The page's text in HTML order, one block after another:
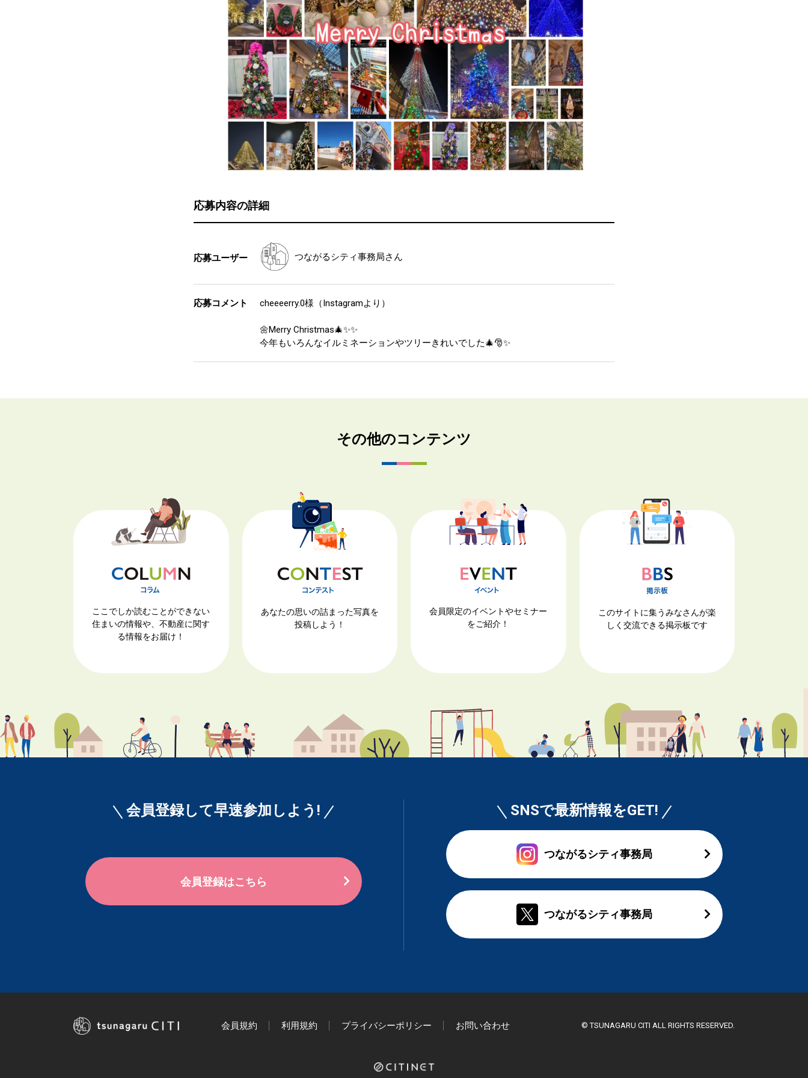
応募内容の詳細
応募ユーザー つながるシティ事務局さん
応募コメント cheeeerry.0様（Instagramより）
🌼Merry Christmas🎄✨️✨️
今年もいろんなイルミネーションやツリーきれいでした🎄🎅✨️
その他のコンテンツ
ここでしか読むことができない
住まいの情報や、不動産に関す
る情報をお届け！
あなたの思いの詰まった写真を
投稿しよう！
会員限定のイベントやセミナー
をご紹介！
このサイトに集うみなさんが楽
しく交流できる掲示板です
会員登録して早速参加しよう!
会員登録はこちら
SNSで最新情報をGET!
つながるシティ事務局
つながるシティ事務局
会員規約 利用規約 プライバシーポリシー お問い合わせ © TSUNAGARU CITI ALL RIGHTS RESERVED.